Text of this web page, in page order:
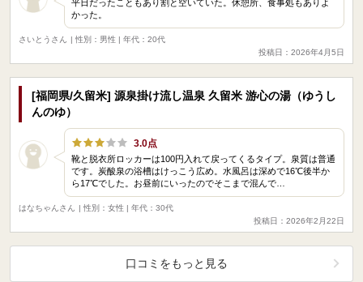
平日だったこともあり割と空いていた。休憩所、食事処もありよ
かった。
さいとうさん
| 性別：男性 | 年代：20代
投稿日：2026年4月5日
[福岡県/久留米] 源泉掛け流し温泉 久留米 游心の湯（ゆうし
んのゆ）
3.0点
靴と脱衣所ロッカーは100円入れて戻ってくるタイプ。泉質は普通
です。炭酸泉の浴槽はけっこう広め。水風呂は深めで16℃後半か
ら17℃でした。お昼前にいったのでそこまで混んで…
はなちゃんさん
| 性別：女性 | 年代：30代
投稿日：2026年2月22日
口コミをもっと見る